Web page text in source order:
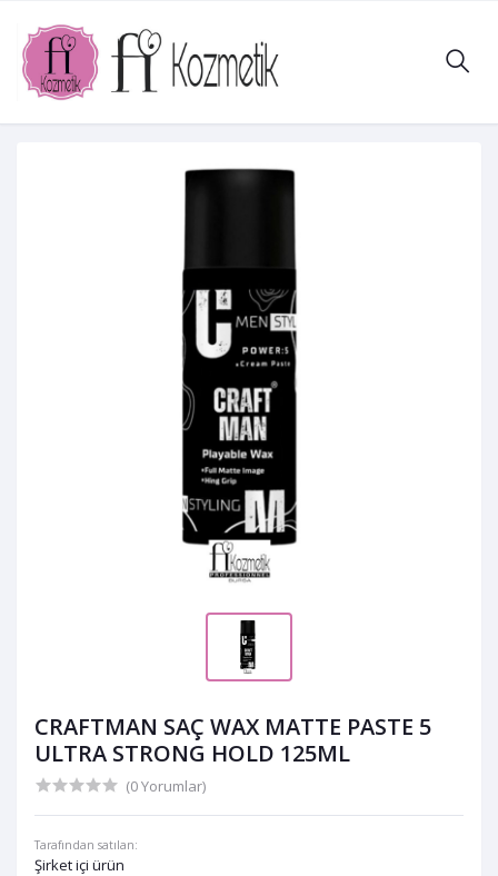
CRAFTMAN SAÇ WAX MATTE PASTE 5
ULTRA STRONG HOLD 125ML
(0 Yorumlar)
Tarafından satılan:
Şirket içi ürün